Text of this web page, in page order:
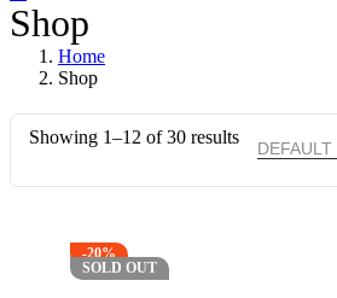
Shop
Home
Shop
Showing 1–12 of 30 results
-20%
SOLD OUT